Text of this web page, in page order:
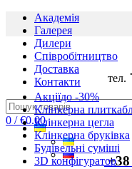
Академія
Галерея
Дилери
Cпівробітництво
Доставка
Контакти
Офіційний
тел.
0 / €0.00
Акціїдо -30%
Клінкерна плитка
Клінкерна цегла
Клінкерна бруківка
Будівельні суміші
3D конфігуратор